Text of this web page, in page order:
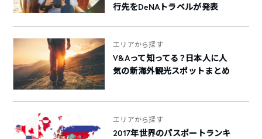
行先をDeNAトラベルが発表
エリアから探す
V&Aって知ってる？日本人に人
気の新海外観光スポットまとめ
エリアから探す
2017年世界のパスポートランキ